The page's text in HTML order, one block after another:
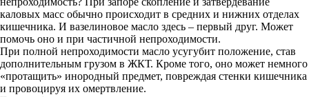
каловых масс обычно происходит в средних и нижних отделах
кишечника. И вазелиновое масло здесь – первый друг. Может
помочь оно и при частичной непроходимости.
При полной непроходимости масло усугубит положение, став
дополнительным грузом в ЖКТ. Кроме того, оно может немного
«протащить» инородный предмет, повреждая стенки кишечника
и провоцируя их омертвление.